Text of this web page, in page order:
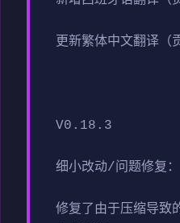
更新繁体中文翻译（
V0.18.3
细小改动/问题修复：
修复了由于压缩导致